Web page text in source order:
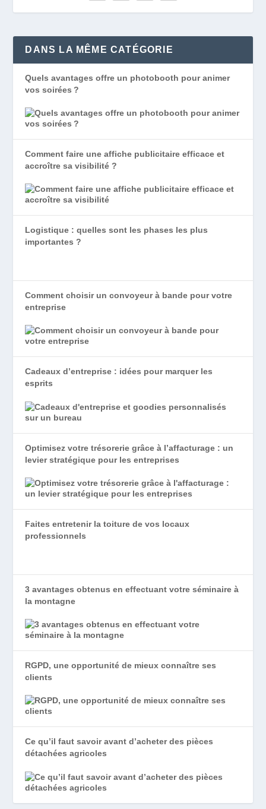
DANS LA MÊME CATÉGORIE
Quels avantages offre un photobooth pour animer
vos soirées ?
Comment faire une affiche publicitaire efficace et
accroître sa visibilité ?
Logistique : quelles sont les phases les plus
importantes ?
Comment choisir un convoyeur à bande pour votre
entreprise
Cadeaux d’entreprise : idées pour marquer les
esprits
Optimisez votre trésorerie grâce à l’affacturage : un
levier stratégique pour les entreprises
Faites entretenir la toiture de vos locaux
professionnels
3 avantages obtenus en effectuant votre séminaire à
la montagne
RGPD, une opportunité de mieux connaître ses
clients
Ce qu’il faut savoir avant d’acheter des pièces
détachées agricoles